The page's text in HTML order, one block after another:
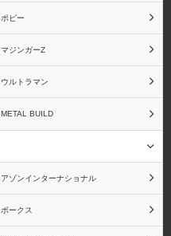
メガハウス
メディコムトイ
ポピー
マジンガーZ
ウルトラマン
METAL BUILD
アゾンインターナショナル
ボークス